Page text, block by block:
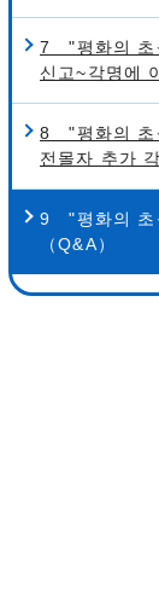
7 "평화의 초
신고~각명에
8 "평화의 초
전몰자 추가
9 "평화의 초
（Q&A）